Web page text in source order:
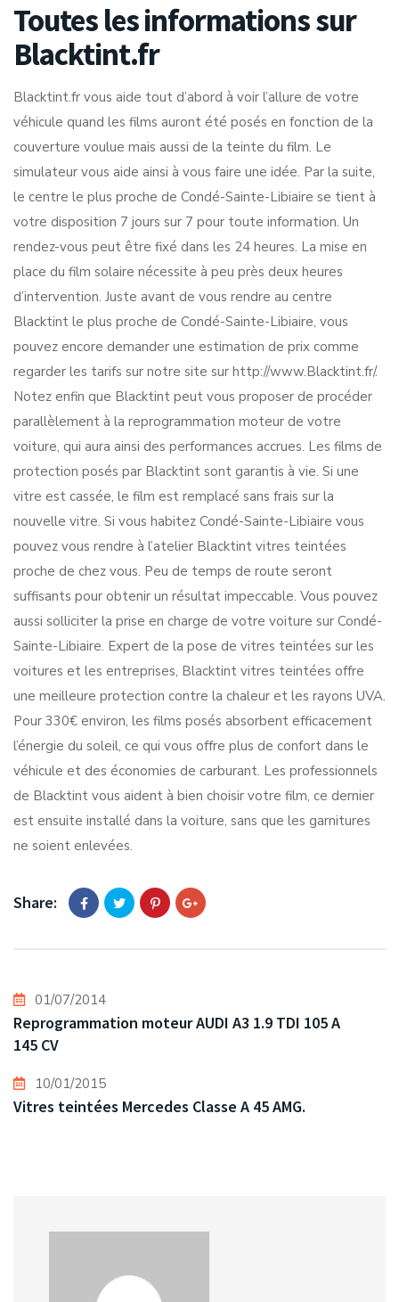
Toutes les informations sur
Blacktint.fr
Blacktint.fr vous aide tout d’abord à voir l’allure de votre
véhicule quand les films auront été posés en fonction de la
couverture voulue mais aussi de la teinte du film. Le
simulateur vous aide ainsi à vous faire une idée. Par la suite,
le centre le plus proche de Condé-Sainte-Libiaire se tient à
votre disposition 7 jours sur 7 pour toute information. Un
rendez-vous peut être fixé dans les 24 heures. La mise en
place du film solaire nécessite à peu près deux heures
d’intervention. Juste avant de vous rendre au centre
Blacktint le plus proche de Condé-Sainte-Libiaire, vous
pouvez encore demander une estimation de prix comme
regarder les tarifs sur notre site sur http://www.Blacktint.fr/.
Notez enfin que Blacktint peut vous proposer de procéder
parallèlement à la reprogrammation moteur de votre
voiture, qui aura ainsi des performances accrues. Les films de
protection posés par Blacktint sont garantis à vie. Si une
vitre est cassée, le film est remplacé sans frais sur la
nouvelle vitre. Si vous habitez Condé-Sainte-Libiaire vous
pouvez vous rendre à l’atelier Blacktint vitres teintées
proche de chez vous. Peu de temps de route seront
suffisants pour obtenir un résultat impeccable. Vous pouvez
aussi solliciter la prise en charge de votre voiture sur Condé-
Sainte-Libiaire. Expert de la pose de vitres teintées sur les
voitures et les entreprises, Blacktint vitres teintées offre
une meilleure protection contre la chaleur et les rayons UVA.
Pour 330€ environ, les films posés absorbent efficacement
l’énergie du soleil, ce qui vous offre plus de confort dans le
véhicule et des économies de carburant. Les professionnels
de Blacktint vous aident à bien choisir votre film, ce dernier
est ensuite installé dans la voiture, sans que les garnitures
ne soient enlevées.
Share:
01/07/2014
Reprogrammation moteur AUDI A3 1.9 TDI 105 A
145 CV
10/01/2015
Vitres teintées Mercedes Classe A 45 AMG.